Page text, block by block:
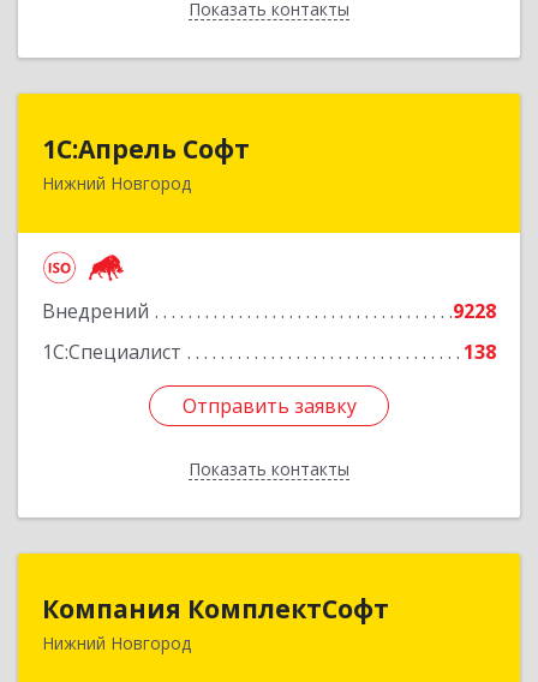
Показать контакты
Назад
1С:Апрель Софт
Нижний Новгород
Внедрений
9228
1С:Специалист
138
Отправить заявку
Показать контакты
603000, Нижегородская обл, Нижний Новгород
Отправить заявку
Назад
Компания КомплектСофт
Нижний Новгород
Компания КомплектСофт
603006, Нижегородская обл, Нижний Новгород